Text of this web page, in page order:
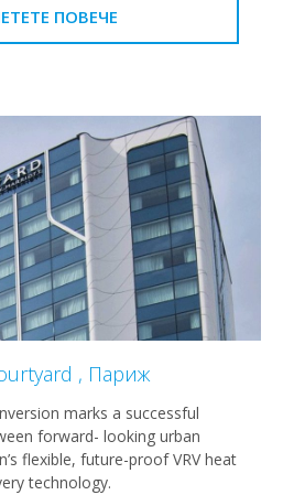
ПОВЕЧЕ
, Париж
marks a successful
forward- looking urban
flexible, future-proof VRV heat
technology.